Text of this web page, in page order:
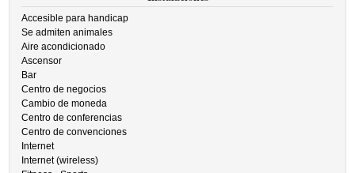
Accesible para handicap
Se admiten animales
Aire acondicionado
Ascensor
Bar
Centro de negocios
Cambio de moneda
Centro de conferencias
Centro de convenciones
Internet
Internet (wireless)